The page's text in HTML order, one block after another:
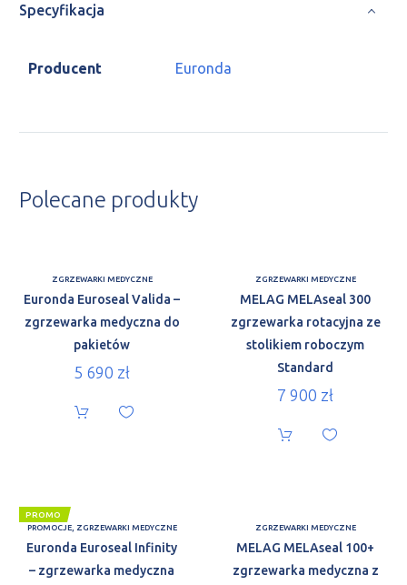
Specyfikacja
Producent Euronda
Polecane produkty
ZGRZEWARKI MEDYCZNE
Euronda Euroseal Valida –
zgrzewarka medyczna do
pakietów
5 690 zł
ZGRZEWARKI MEDYCZNE
MELAG MELAseal 300
zgrzewarka rotacyjna ze
stolikiem roboczym
Standard
7 900 zł
PROMO
PROMOCJE, ZGRZEWARKI MEDYCZNE
Euronda Euroseal Infinity
– zgrzewarka medyczna
ZGRZEWARKI MEDYCZNE
MELAG MELAseal 100+
zgrzewarka medyczna z